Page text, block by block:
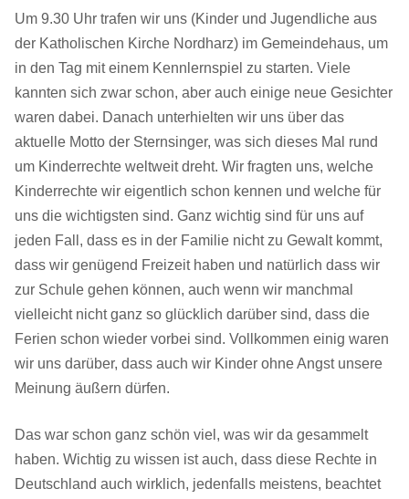
Um 9.30 Uhr trafen wir uns (Kinder und Jugendliche aus
der Katholischen Kirche Nordharz) im Gemeindehaus, um
in den Tag mit einem Kennlernspiel zu starten. Viele
kannten sich zwar schon, aber auch einige neue Gesichter
waren dabei. Danach unterhielten wir uns über das
aktuelle Motto der Sternsinger, was sich dieses Mal rund
um Kinderrechte weltweit dreht. Wir fragten uns, welche
Kinderrechte wir eigentlich schon kennen und welche für
uns die wichtigsten sind. Ganz wichtig sind für uns auf
jeden Fall, dass es in der Familie nicht zu Gewalt kommt,
dass wir genügend Freizeit haben und natürlich dass wir
zur Schule gehen können, auch wenn wir manchmal
vielleicht nicht ganz so glücklich darüber sind, dass die
Ferien schon wieder vorbei sind. Vollkommen einig waren
wir uns darüber, dass auch wir Kinder ohne Angst unsere
Meinung äußern dürfen.
Das war schon ganz schön viel, was wir da gesammelt
haben. Wichtig zu wissen ist auch, dass diese Rechte in
Deutschland auch wirklich, jedenfalls meistens, beachtet